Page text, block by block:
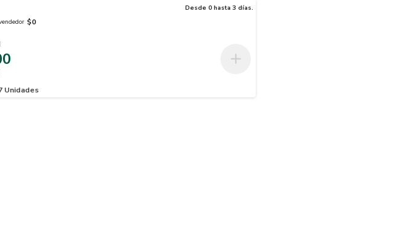
Desde 0 hasta 3 días.
$0
Unidades